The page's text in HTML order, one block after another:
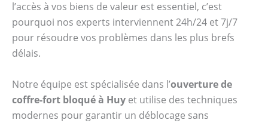
l’accès à vos biens de valeur est essentiel, c’est
pourquoi nos experts interviennent 24h/24 et 7j/7
pour résoudre vos problèmes dans les plus brefs
délais.
Notre équipe est spécialisée dans l’ouverture de
coffre-fort bloqué à Huy et utilise des techniques
modernes pour garantir un déblocage sans